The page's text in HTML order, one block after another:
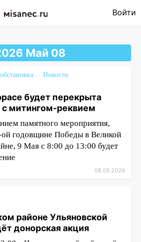
Войти
Май 08
Новости
будет перекрыта
с митингом-реквием
памятного мероприятия,
годовщине Победы в Великой
9 Мая с 8:00 до 13:00 будет
08.05.2026
районе Ульяновской
донорская акция